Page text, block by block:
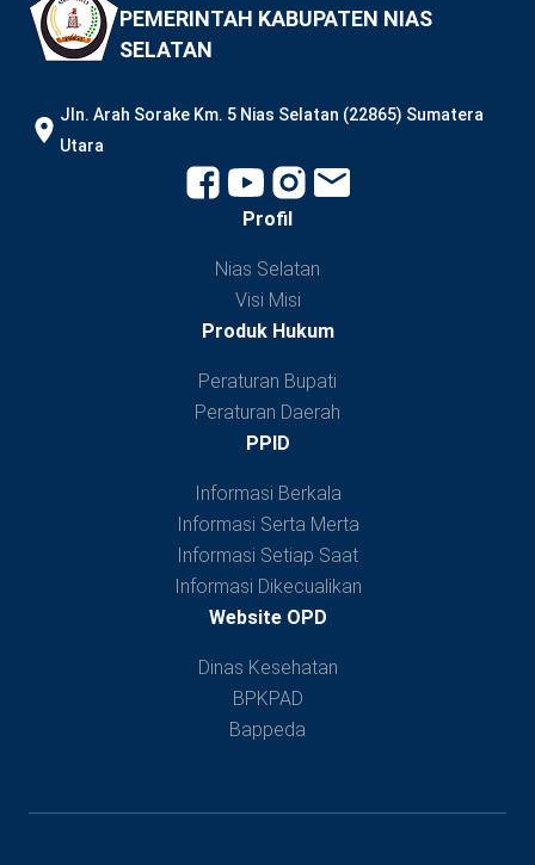
PEMERINTAH KABUPATEN NIAS
SELATAN
JIn. Arah Sorake Km. 5 Nias Selatan (22865) Sumatera
Utara
Profil
Nias Selatan
Visi Misi
Produk Hukum
Peraturan Bupati
Peraturan Daerah
PPID
Informasi Berkala
Informasi Serta Merta
Informasi Setiap Saat
Informasi Dikecualikan
Website OPD
Dinas Kesehatan
BPKPAD
Bappeda